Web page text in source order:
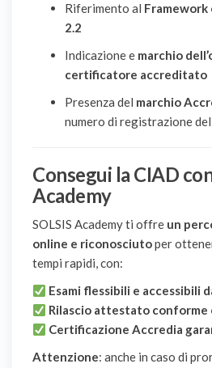
Riferimento al Framework
2.2
Indicazione e marchio
certificatore accreditato
Presenza del marchio
numero di registrazione
Consegui la CIAD
Academy
SOLSIS Academy ti offre un
online e riconosciutoper
tempi rapidi, con:
Esami flessibili e accessibili
Rilascio attestato conforme
Certificazione Accredia
Attenzione: anche in caso di